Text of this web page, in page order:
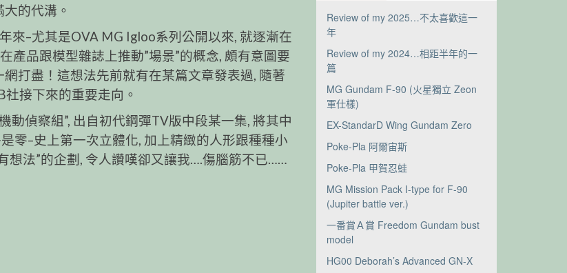
的代溝。
來–尤其是OVA MG Igloo系列公開以來, 就逐漸在
產品跟模型雜誌上推動”場景”的概念, 頗有意圖要
打盡！這想法先前就有在某篇文章發表過, 隨著
社接下來的重要走向。
動偵察組”, 出自初代鋼彈TV版中段某一集, 將其中
零–史上第一次立體化, 加上精緻的人形跟種種小
想法”的企劃, 令人讚嘆卻又讓我….傷腦筋不已……
Review of my 2025…不太喜歡這一
年
Review of my 2024…相距半年的一
篇
MG Gundam F-90 (火星獨立 Zeon
軍仕樣)
EX-StandarD Wing Gundam Zero
Poke-Pla 阿爾宙斯
Poke-Pla 甲賀忍蛙
MG Mission Pack I-type for F-90
(Jupiter battle ver.)
一番賞Ａ賞 Freedom Gundam bust
model
HG00 Deborah’s Advanced GN-X